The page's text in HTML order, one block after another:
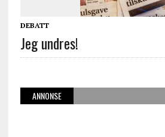
DEBATT
Jeg undres!
ANNONSE